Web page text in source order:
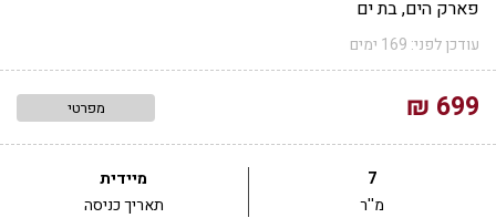
פארק הים, בת ים
עודכן לפני: 169 ימים
699 ₪ מפרטי
7
מ''ר
מיידית
תאריך כניסה